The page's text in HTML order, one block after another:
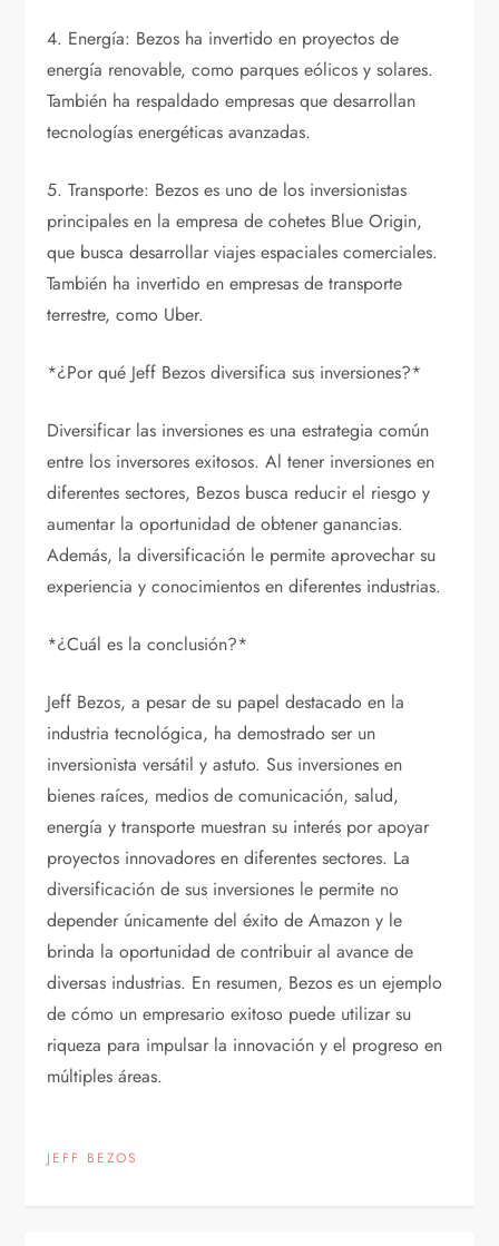
4. Energía: Bezos ha invertido en proyectos de
energía renovable, como parques eólicos y solares.
También ha respaldado empresas que desarrollan
tecnologías energéticas avanzadas.
5. Transporte: Bezos es uno de los inversionistas
principales en la empresa de cohetes Blue Origin,
que busca desarrollar viajes espaciales comerciales.
También ha invertido en empresas de transporte
terrestre, como Uber.
*¿Por qué Jeff Bezos diversifica sus inversiones?*
Diversificar las inversiones es una estrategia común
entre los inversores exitosos. Al tener inversiones en
diferentes sectores, Bezos busca reducir el riesgo y
aumentar la oportunidad de obtener ganancias.
Además, la diversificación le permite aprovechar su
experiencia y conocimientos en diferentes industrias.
*¿Cuál es la conclusión?*
Jeff Bezos, a pesar de su papel destacado en la
industria tecnológica, ha demostrado ser un
inversionista versátil y astuto. Sus inversiones en
bienes raíces, medios de comunicación, salud,
energía y transporte muestran su interés por apoyar
proyectos innovadores en diferentes sectores. La
diversificación de sus inversiones le permite no
depender únicamente del éxito de Amazon y le
brinda la oportunidad de contribuir al avance de
diversas industrias. En resumen, Bezos es un ejemplo
de cómo un empresario exitoso puede utilizar su
riqueza para impulsar la innovación y el progreso en
múltiples áreas.
JEFF BEZOS